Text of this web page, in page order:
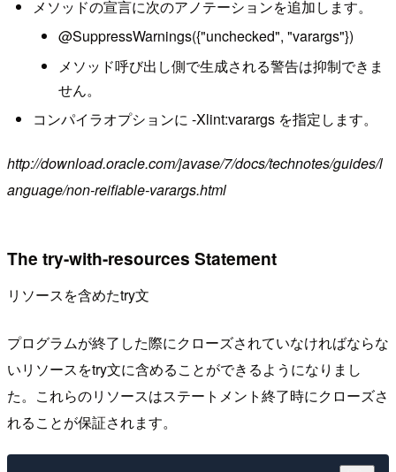
メソッドの宣言に次のアノテーションを追加します。
@SuppressWarnings({"unchecked", "varargs"})
メソッド呼び出し側で生成される警告は抑制できま
せん。
コンパイラオプションに -Xlint:varargs を指定します。
http://download.oracle.com/javase/7/docs/technotes/guides/l
anguage/non-reifiable-varargs.html
The try-with-resources Statement
リソースを含めたtry文
プログラムが終了した際にクローズされていなければならな
いリソースをtry文に含めることができるようになりまし
た。これらのリソースはステートメント終了時にクローズさ
れることが保証されます。